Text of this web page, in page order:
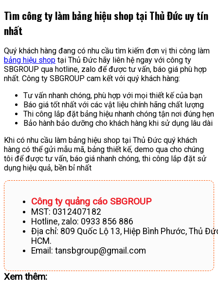
Tìm công ty làm bảng hiệu shop tại Thủ Đức uy tín
nhất
Quý khách hàng đang có nhu cầu tìm kiếm đơn vị thi công làm
bảng hiệu shop tại Thủ Đức hãy liên hệ ngay với công ty
SBGROUP qua hotline, zalo để được tư vấn, báo giá phù hợp
nhất. Công ty SBGROUP cam kết với quý khách hàng:
Tư vấn nhanh chóng, phù hợp với mọi thiết kế của bạn
Báo giá tốt nhất với các vật liệu chính hãng chất lượng
Thi công lắp đặt bảng hiệu nhanh chóng tận nơi đúng hẹn
Bảo hành bảo dưỡng cho khách hàng khi sử dụng lâu dài
Khi có nhu cầu làm bảng hiệu shop tại Thủ Đức quý khách
hàng có thể gửi mẫu mã, bảng thiết kế, demo qua cho chúng
tôi để được tư vấn, báo giá nhanh chóng, thi công lắp đặt sử
dụng hiệu quả, bền bỉ nhất
Công ty quảng cáo SBGROUP
MST: 0312407182
Hotline, zalo: 0933 856 886
Địa chỉ: 809 Quốc Lộ 13, Hiệp Bình Phước, Thủ
HCM.
Email: tansbgroup@gmail.com
Xem thêm: